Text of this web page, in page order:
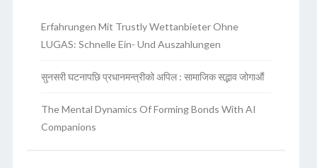
Erfahrungen Mit Trustly Wettanbieter Ohne
LUGAS: Schnelle Ein- Und Auszahlungen
सुनसरी घटनापछि प्रधानमन्त्रीको अपिल : सामाजिक सद्भाव जोगाऔं
The Mental Dynamics Of Forming Bonds With AI
Companions